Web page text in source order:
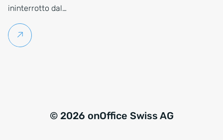
ininterrotto dal…
Per saperne di più
© 2026 onOffice Swiss AG